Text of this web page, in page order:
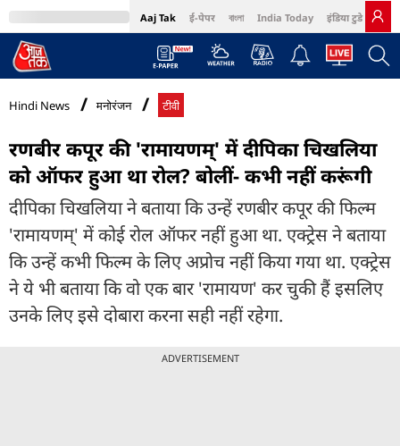
Aaj Tak ई-पेपर বাংলা India Today इंडिया टुडे हिंदी
MumbaiTak Cosmopolitan Harper's Bazaar Northeast
Hindi News मनोरंजन टीवी
रणबीर कपूर की 'रामायणम्' में दीपिका चिखलिया
को ऑफर हुआ था रोल? बोलीं- कभी नहीं करूंगी
दीपिका चिखलिया ने बताया कि उन्हें रणबीर कपूर की फिल्म
'रामायणम्' में कोई रोल ऑफर नहीं हुआ था. एक्ट्रेस ने बताया
कि उन्हें कभी फिल्म के लिए अप्रोच नहीं किया गया था. एक्ट्रेस
ने ये भी बताया कि वो एक बार 'रामायण' कर चुकी हैं इसलिए
उनके लिए इसे दोबारा करना सही नहीं रहेगा.
ADVERTISEMENT